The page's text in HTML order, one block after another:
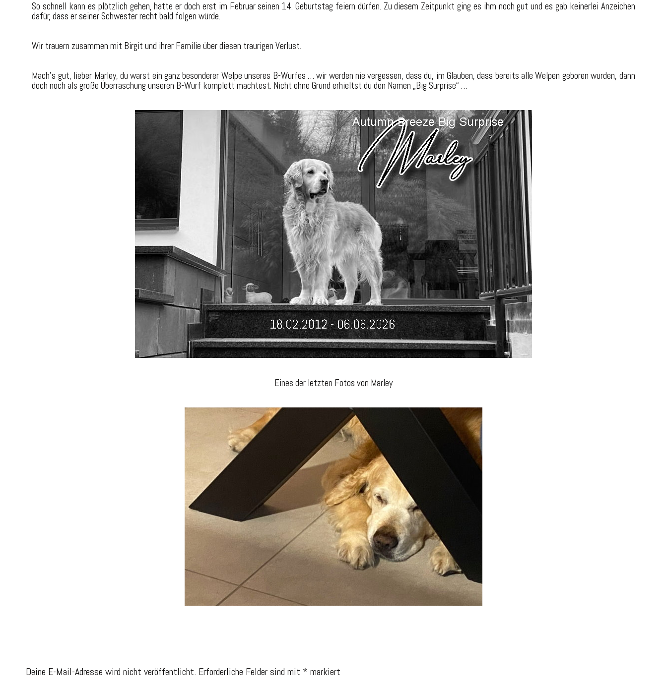
So schnell kann es plötzlich gehen, hatte er doch erst im Februar seinen 14. Geburtstag feiern dürfen. Zu diesem Zeitpunkt ging es ihm noch gut und es gab keinerlei Anzeichen
dafür, dass er seiner Schwester recht bald folgen würde.
Wir trauern zusammen mit Birgit und ihrer Familie über diesen traurigen Verlust.
Mach’s gut, lieber Marley, du warst ein ganz besonderer Welpe unseres B-Wurfes … wir werden nie vergessen, dass du, im Glauben, dass bereits alle Welpen geboren wurden, dann
doch noch als große Überraschung unseren B-Wurf komplett machtest. Nicht ohne Grund erhieltst du den Namen „Big Surprise“ …
Eines der letzten Fotos von Marley
Deine E-Mail-Adresse wird nicht veröffentlicht. Erforderliche Felder sind mit * markiert